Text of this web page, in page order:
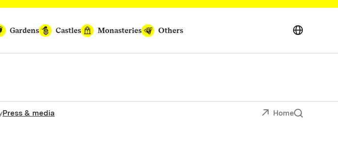
Gardens Castles Monasteries Others
Press & media Home